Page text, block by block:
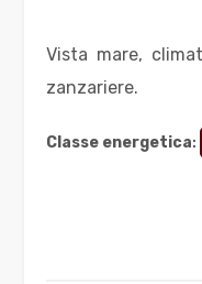
Vista mare,
zanzariere.
Classe energetica:
1